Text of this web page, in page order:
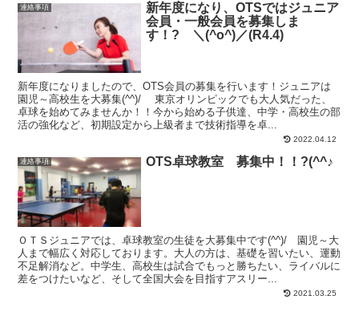
連絡事項
新年度になり、OTSではジュニア
会員・一般会員を募集しま
す！? ＼(^o^)／(R4.4)
新年度になりましたので、OTS会員の募集を行います！ジュニアは
園児～高校生を大募集(^^)/ 東京オリンピックでも大人気だった、
卓球を始めてみませんか！！今から始める子供達、中学・高校生の部
活の強化など、初期設定から上級者まで技術指導を卓...
2022.04.12
連絡事項 OTS卓球教室 募集中！！?(^^♪
ＯＴＳジュニアでは、卓球教室の生徒を大募集中です(^^)/ 園児～大
人まで幅広く対応しております。大人の方は、基礎を習いたい、運動
不足解消など。中学生、高校生は試合でもっと勝ちたい、ライバルに
差をつけたいなど、そして全国大会を目指すアスリー...
2021.03.25